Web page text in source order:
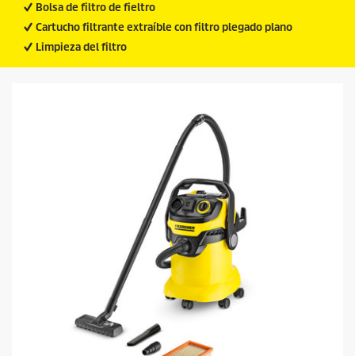
Bolsa de filtro de fieltro
Cartucho filtrante extraíble con filtro plegado plano
Limpieza del filtro